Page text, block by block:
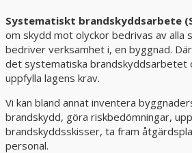
Systematiskt brandskyddsarbete
om skydd mot olyckor bedrivas av alla
bedriver verksamhet i, en byggnad.
det systematiska brandskyddsarbetet
uppfylla lagens krav.
Vi kan bland annat inventera
brandskydd, göra riskbedömningar,
brandskyddsskisser, ta fram
personal.